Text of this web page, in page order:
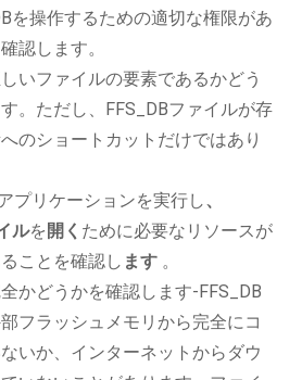
を操作するための適切な権限があ
認します。
いファイルの要素であるかどう
。ただし、FFS_DBファイルが存
のショートカットだけではあり
プリケーションを実行し、
ルを 開く ために必要なリソースが
ことを確認し ます 。
かどうかを確認します-FFS_DB
フラッシュメモリから完全にコ
いか、インターネットからダウ